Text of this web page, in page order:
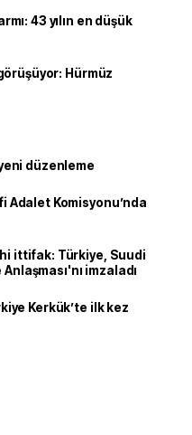
43 yılın en düşük
Hürmüz
düzenleme
Adalet Komisyonu’nda
ittifak: Türkiye, Suudi
imzaladı
Kerkük’te ilk kez